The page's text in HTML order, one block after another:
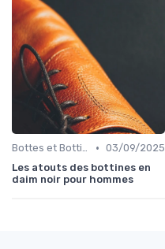
Bottes et Bottines • 03/09/2025
Les atouts des bottines en
daim noir pour hommes